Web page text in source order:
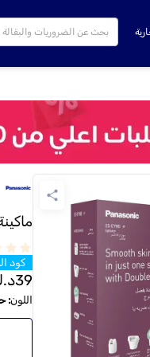
كود
39
اللون: